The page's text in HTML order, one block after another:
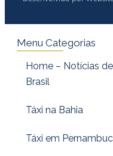
Menu Categorias
Home – Notícias
Brasil
Táxi na Bahia
Táxi em